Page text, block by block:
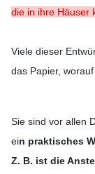
die in ihre Häuser
Viele dieser
das Papier,
Sie sind vor allen
ein praktisches
Z. B. ist die